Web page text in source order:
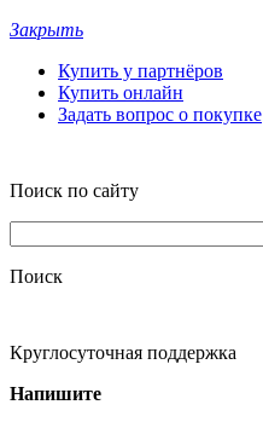
Закрыть
Купить у партнёров
Купить онлайн
Задать вопрос о покупке
Поиск по сайту
Поиск
Круглосуточная поддержка
Напишите